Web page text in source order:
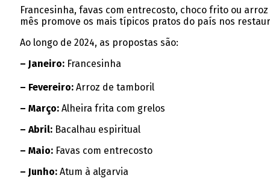
Francesinha, favas com entrecosto, choco frito ou
mês promove os mais típicos pratos do país nos
Ao longo de 2024, as propostas são:
– Janeiro:Francesinha
– Fevereiro:Arroz de tamboril
– Março:Alheira frita com grelos
– Abril:Bacalhau espiritual
– Maio:Favas com entrecosto
– Junho:Atum à algarvia